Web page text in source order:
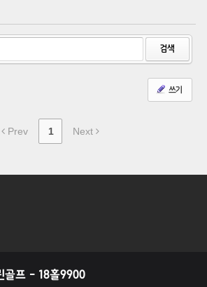
검색
쓰기
Prev 1 Next
골프 - 18홀9900